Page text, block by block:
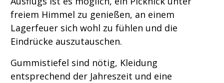
freiem Himmel zu genießen, an einem
Lagerfeuer sich wohl zu fühlen und die
Eindrücke auszutauschen.
Gummistiefel sind nötig, Kleidung
entsprechend der Jahreszeit und eine